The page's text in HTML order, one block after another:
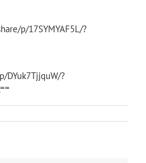
p/17SYMYAF5L/?
DYuk7TjjquW/?